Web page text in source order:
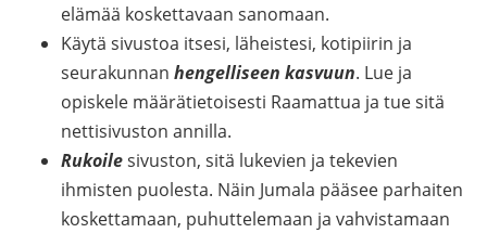
elämää koskettavaan sanomaan.
Käytä sivustoa itsesi, läheistesi, kotipiirin ja
seurakunnan hengelliseen kasvuun. Lue ja
opiskele määrätietoisesti Raamattua ja tue sitä
nettisivuston annilla.
Rukoilesivuston, sitä lukevien ja tekevien
ihmisten puolesta. Näin Jumala pääsee parhaiten
koskettamaan, puhuttelemaan ja vahvistamaan